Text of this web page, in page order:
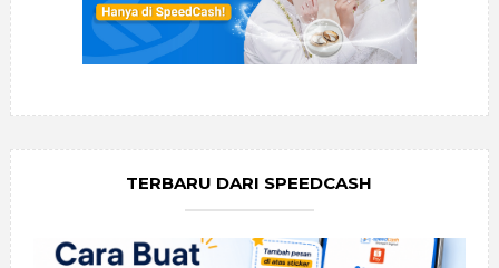
TERBARU DARI SPEEDCASH